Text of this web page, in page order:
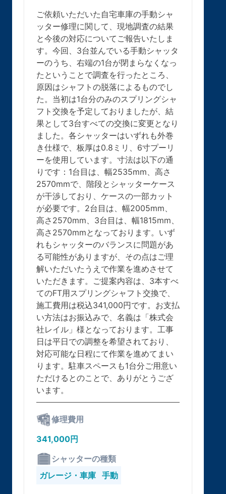
ご依頼いただいた自宅車庫の手動シャ
ッター修理に関して、現地調査の結果
と今後の対応についてご報告いたしま
す。今回、3台並んでいる手動シャッタ
ーのうち、右端の1台が閉まらなくなっ
たということで調査を行ったところ、
原因はシャフトの脱落によるものでし
た。当初は1台分のみのスプリングシャ
フト交換を予定しておりましたが、結
果として3台すべての交換に変更となり
ました。各シャッターはいずれも外巻
き仕様で、板厚は0.8ミリ、6寸プーリ
ーを使用しています。寸法は以下の通
りです：1台目は、幅2535mm、高さ
2570mmで、階段とシャッターケース
が干渉しており、ケースの一部カット
が必要です。2台目は、幅2005mm、
高さ2570mm、3台目は、幅1815mm、
高さ2570mmとなっております。いず
れもシャッターのバランスに問題があ
る可能性がありますが、その点はご理
解いただいたうえで作業を進めさせて
いただきます。ご提案内容は、3本すべ
てのFT用スプリングシャフト交換で、
施工費用は税込341,000円です。お支払
い方法はお振込みで、名義は「株式会
社レイル」様となっております。工事
日は平日での調整を希望されており、
対応可能な日程にて作業を進めてまい
ります。駐車スペースも1台分ご用意い
ただけるとのことで、ありがとうござ
います。
修理費用
341,000円
シャッターの種類
ガレージ・車庫 手動